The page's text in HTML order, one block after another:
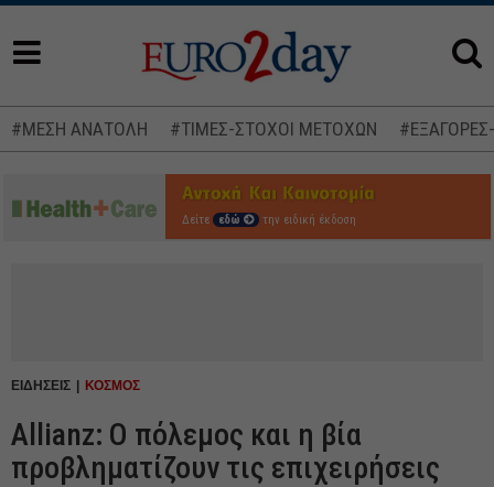
#ΜΕΣΗ ΑΝΑΤΟΛΗ #ΤΙΜΕΣ-ΣΤΟΧΟΙ ΜΕΤΟΧΩΝ
Δείτε εδώ την ειδική έκδοση
ΕΙΔΗΣΕΙΣ ΚΟΣΜΟΣ
Allianz: Ο πόλεμος και η βία
προβληματίζουν τις επιχειρήσεις